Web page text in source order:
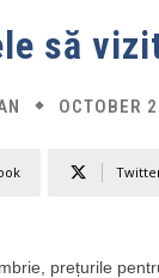
să
OCTOBER
prețurile